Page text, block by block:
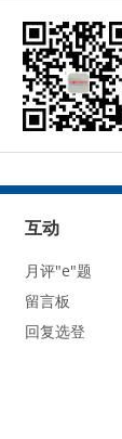
互动
月评"e"题
留言板
回复选登